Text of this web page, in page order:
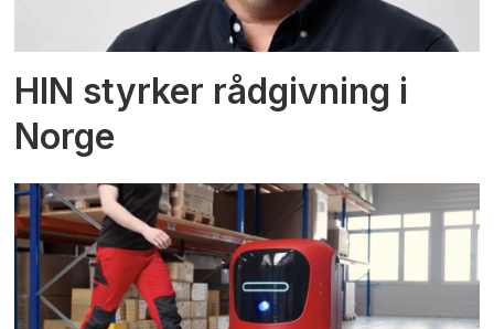
HIN styrker rådgivning i
Norge